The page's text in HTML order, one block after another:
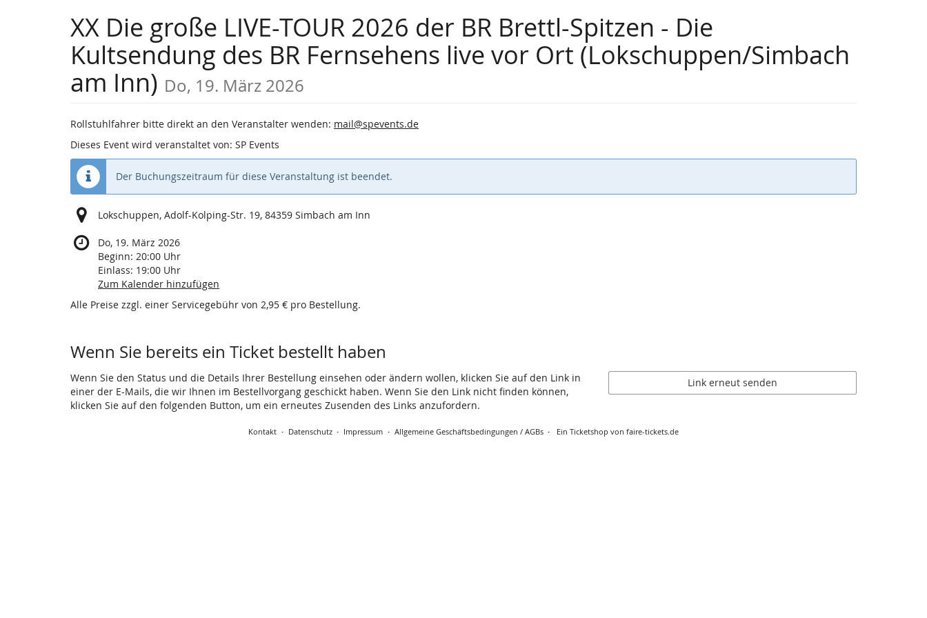
XX Die große LIVE-TOUR 2026 der BR Brettl-Spitzen - Die
Kultsendung des BR Fernsehens live vor Ort (Lokschuppen/Simbach
am Inn) Do, 19. März 2026
Rollstuhlfahrer bitte direkt an den Veranstalter wenden: mail@spevents.de
Dieses Event wird veranstaltet von: SP Events
Der Buchungszeitraum für diese Veranstaltung ist beendet.
Lokschuppen, Adolf-Kolping-Str. 19, 84359 Simbach am Inn
Do, 19. März 2026
Beginn: 20:00 Uhr
Einlass: 19:00 Uhr
Zum Kalender hinzufügen
Alle Preise zzgl. einer Servicegebühr von 2,95 € pro Bestellung.
Wenn Sie bereits ein Ticket bestellt haben
Wenn Sie den Status und die Details Ihrer Bestellung einsehen oder ändern wollen, klicken Sie auf den Link in
einer der E-Mails, die wir Ihnen im Bestellvorgang geschickt haben. Wenn Sie den Link nicht finden können,
klicken Sie auf den folgenden Button, um ein erneutes Zusenden des Links anzufordern.
Link erneut senden
Kontakt Datenschutz Impressum Allgemeine Geschäftsbedingungen / AGBs Ein Ticketshop von faire-tickets.de